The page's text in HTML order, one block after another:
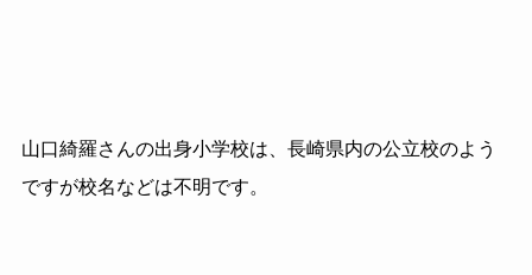
山口綺羅さんの出身小学校は、長崎県内の公立校のよう
ですが校名などは不明です。